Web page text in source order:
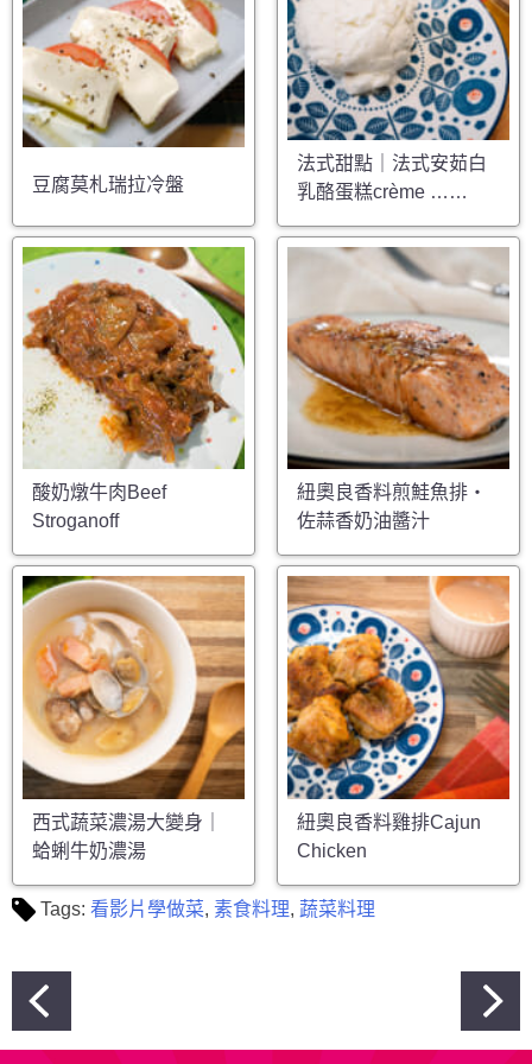
豆腐莫札瑞拉冷盤
法式甜點｜法式安茹白
乳酪蛋糕crème ……
酸奶燉牛肉Beef
Stroganoff
紐奧良香料煎鮭魚排・
佐蒜香奶油醬汁
西式蔬菜濃湯大變身｜
蛤蜊牛奶濃湯
紐奧良香料雞排Cajun
Chicken
Tags: 看影片學做菜, 素食料理, 蔬菜料理
文
章